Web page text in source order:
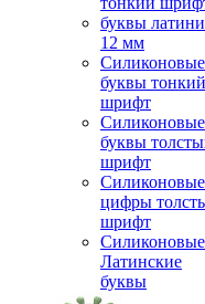
буквы
12 мм
Силиконовые
буквы тонкий
шрифт
Силиконовые
буквы
шрифт
Силиконовые
цифры
шрифт
Силиконовые
Латинские
буквы